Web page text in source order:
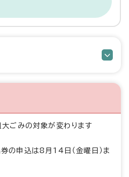
ごみの対象が変わります
の申込は8月14日（金曜日）ま